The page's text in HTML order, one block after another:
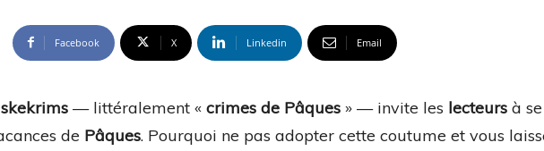
Facebook X Linkedin Email
— littéralement « crimes de Pâques » — invite les lecteurs à
de Pâques. Pourquoi ne pas adopter cette coutume et vous